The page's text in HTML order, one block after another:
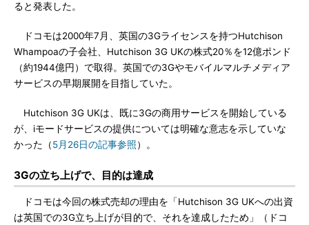
ると発表した。
ドコモは2000年7月、英国の3Gライセンスを持つHutchison
Whampoaの子会社、Hutchison 3G UKの株式20％を12億ポンド
（約1944億円）で取得。英国での3Gやモバイルマルチメディア
サービスの早期展開を目指していた。
Hutchison 3G UKは、既に3Gの商用サービスを開始している
が、iモードサービスの提供については明確な意志を示していな
かった（5月26日の記事参照）。
3Gの立ち上げで、目的は達成
ドコモは今回の株式売却の理由を「Hutchison 3G UKへの出資
は英国での3G立ち上げが目的で、それを達成したため」（ドコ